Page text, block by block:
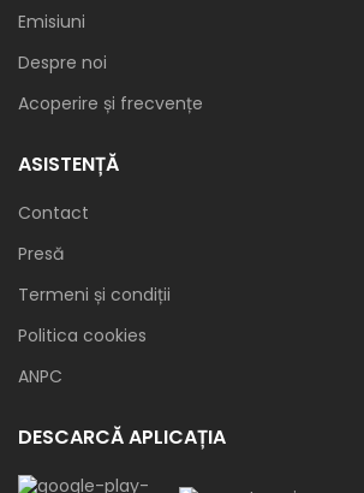
Emisiuni
Despre noi
Acoperire și frecvențe
ASISTENȚĂ
Contact
Presă
Termeni și condiții
Politica cookies
ANPC
DESCARCĂ APLICAȚIA